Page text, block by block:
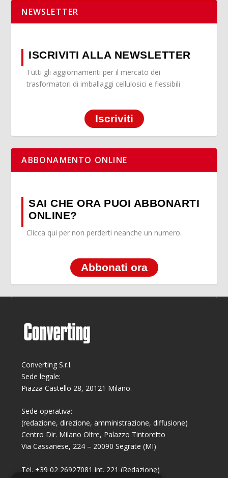
NEWSLETTER
ISCRIVITI ALLA NEWSLETTER
Tutti gli aggiornamenti per il mercato dei
trasformatori di imballaggi cellulosici e flessibili
Iscriviti
ABBONAMENTO ONLINE
SAI CHE ORA PUOI ABBONARTI
ONLINE?
Clicca qui per non perderti neanche un numero.
Abbonati ora
Converting S.r.l.
Sede legale:
Piazza Castello 28, 20121 Milano.
Sede operativa:
(redazione, direzione, amministrazione, diffusione)
Centro Dir. Milano Oltre, Palazzo Tintoretto
Via Cassanese, 224 – 20090 Segrate (MI)
Tel. +39 02 26927081 int. 221 (Redazione)